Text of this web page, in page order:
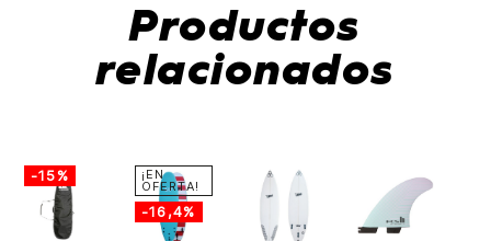
Productos
relacionados
-15% ¡EN
OFERTA!
-16,4%